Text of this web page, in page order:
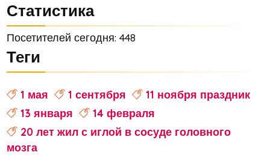
Статистика
Посетителей сегодня: 448
Теги
1 мая 1 сентября
11 ноября праздник
13 января
14 февраля
20 лет жил с иглой в сосуде головного
мозга